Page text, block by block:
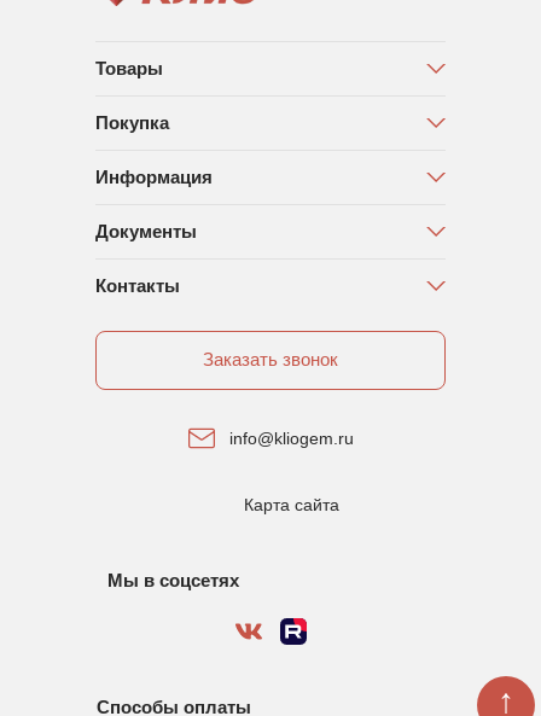
Товары
Покупка
Информация
Документы
Контакты
Заказать звонок
info@kliogem.ru
Карта сайта
Мы в соцсетях
Способы оплаты ↑